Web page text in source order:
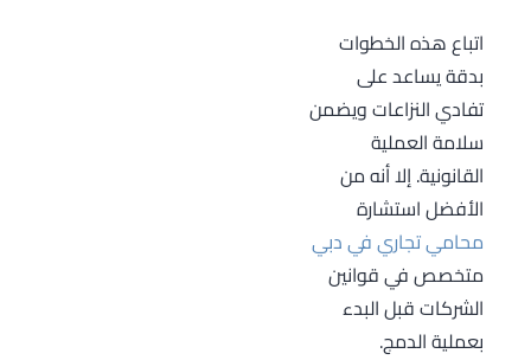
اتباع هذه الخطوات
بدقة يساعد على
تفادي النزاعات ويضمن
سلامة العملية
القانونية. إلا أنه من
الأفضل استشارة
محامي تجاري في دبي
متخصص في قوانين
الشركات قبل البدء
بعملية الدمج.